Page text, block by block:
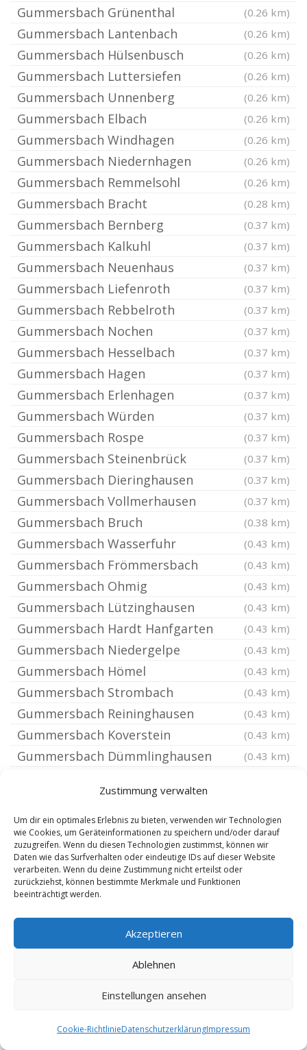
Zustimmung verwalten
Um dir ein optimales Erlebnis zu bieten, verwenden wir Technologien
wie Cookies, um Geräteinformationen zu speichern und/oder darauf
zuzugreifen. Wenn du diesen Technologien zustimmst, können wir
Daten wie das Surfverhalten oder eindeutige IDs auf dieser Website
verarbeiten. Wenn du deine Zustimmung nicht erteilst oder
zurückziehst, können bestimmte Merkmale und Funktionen
beeinträchtigt werden.
Akzeptieren
Ablehnen
Einstellungen ansehen
Cookie-RichtlinieDatenschutzerklärungImpressum
Gummersbach Grünenthal (0.26 km)
Gummersbach Lantenbach (0.26 km)
Gummersbach Hülsenbusch (0.26 km)
Gummersbach Luttersiefen (0.26 km)
Gummersbach Unnenberg (0.26 km)
Gummersbach Elbach (0.26 km)
Gummersbach Windhagen (0.26 km)
Gummersbach Niedernhagen (0.26 km)
Gummersbach Remmelsohl (0.26 km)
Gummersbach Bracht (0.28 km)
Gummersbach Bernberg (0.37 km)
Gummersbach Kalkuhl (0.37 km)
Gummersbach Neuenhaus (0.37 km)
Gummersbach Liefenroth (0.37 km)
Gummersbach Rebbelroth (0.37 km)
Gummersbach Nochen (0.37 km)
Gummersbach Hesselbach (0.37 km)
Gummersbach Hagen (0.37 km)
Gummersbach Erlenhagen (0.37 km)
Gummersbach Würden (0.37 km)
Gummersbach Rospe (0.37 km)
Gummersbach Steinenbrück (0.37 km)
Gummersbach Dieringhausen (0.37 km)
Gummersbach Vollmerhausen (0.37 km)
Gummersbach Bruch (0.38 km)
Gummersbach Wasserfuhr (0.43 km)
Gummersbach Frömmersbach (0.43 km)
Gummersbach Ohmig (0.43 km)
Gummersbach Lützinghausen (0.43 km)
Gummersbach Hardt Hanfgarten (0.43 km)
Gummersbach Niedergelpe (0.43 km)
Gummersbach Hömel (0.43 km)
Gummersbach Strombach (0.43 km)
Gummersbach Reininghausen (0.43 km)
Gummersbach Koverstein (0.43 km)
Gummersbach Dümmlinghausen (0.43 km)
Gummersbach Becke
Gummersbach Sonnenberg (0.64 km)
Gummersbach Piene (0.64 km)
Gummersbach Lieberhausen (0.64 km)
Gummersbach Niederseßmar
Gummersbach Veste
Gummersbach Wörde
Gummersbach Rodt (0.64 km)
Gummersbach Berghausen
Gummersbach Erbland
Gummersbach Herreshagen (0.64 km)